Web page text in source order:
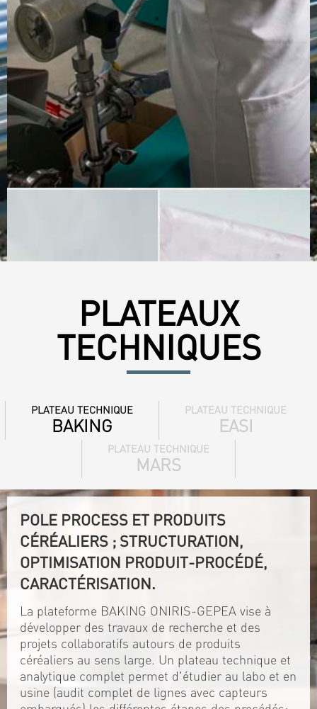
PLATEAUX
TECHNIQUES
PLATEAU TECHNIQUE
BAKING
PLATEAU TECHNIQUE
EASI
PLATEAU TECHNIQUE
MARS
POLE PROCESS ET PRODUITS
CÉRÉALIERS ; STRUCTURATION,
OPTIMISATION PRODUIT-PROCÉDÉ,
CARACTÉRISATION.
La plateforme BAKING ONIRIS-GEPEA vise à
développer des travaux de recherche et des
projets collaboratifs autours de produits
céréaliers au sens large. Un plateau technique et
analytique complet permet d'étudier au labo et en
usine (audit complet de lignes avec capteurs